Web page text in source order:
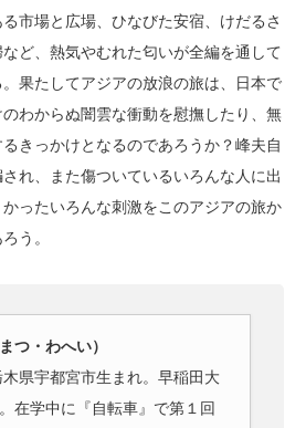
市場と広場、ひなびた安宿、けだるさ
ど、熱気やむれた匂いが全編を通して
果たしてアジアの放浪の旅は、日本で
わからぬ闇雲な衝動を慰撫したり、無
きっかけとなるのであろうか？峰夫自
れ、また傷ついているいろんな人に出
ったいろんな刺激をこのアジアの旅か
う。
つ・わへい）
県宇都宮市生まれ。早稲田大
在学中に『自転車』で第１回